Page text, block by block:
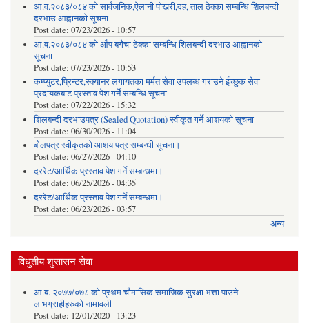
आ.व.२०८३/०८४ को सार्वजनिक,ऐलानी पोखरी,दह, ताल ठेक्का सम्बन्धि शिलबन्दी
दरभाउ आह्वानको सूचना
Post date: 07/23/2026 - 10:57
आ.व.२०८३/०८४ को आँप बगैचा ठेक्का सम्बन्धि शिलबन्दी दरभाउ आह्वानको
सूचना
Post date: 07/23/2026 - 10:53
कम्प्युटर,प्रिन्टर,स्क्यानर लगायतका मर्मत सेवा उपलब्ध गराउने ईच्छुक सेवा
प्रदायकबाट प्रस्ताव पेश गर्ने सम्बन्धि सूचना
Post date: 07/22/2026 - 15:32
शिलबन्दी दरभाउपत्र (Sealed Quotation) स्वीकृत गर्ने आशयको सूचना
Post date: 06/30/2026 - 11:04
बोलपत्र स्वीकृतको आशय पत्र सम्बन्धी सूचना।
Post date: 06/27/2026 - 04:10
दररेट/आर्थिक प्रस्ताव पेश गर्ने सम्बन्धमा।
Post date: 06/25/2026 - 04:35
दररेट/आर्थिक प्रस्ताव पेश गर्ने सम्बन्धमा।
Post date: 06/23/2026 - 03:57
अन्य
विधुतीय शुसासन सेवा
आ.ब. २०७७/०७८ को प्रथम चौमासिक समाजिक सुरक्षा भत्ता पाउने
लाभग्राहीहरुको नामावली
Post date: 12/01/2020 - 13:23